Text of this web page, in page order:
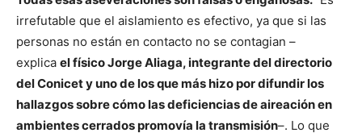
irrefutable que el aislamiento es efectivo, ya que si las
personas no están en contacto no se contagian –
explica el físico Jorge Aliaga, integrante del directorio
del Conicet y uno de los que más hizo por difundir los
hallazgos sobre cómo las deficiencias de aireación en
ambientes cerrados promovía la transmisión–. Lo que